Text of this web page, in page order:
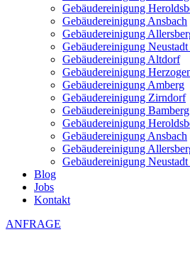
Gebäudereinigung
Gebäudereinigung Ansbach
Gebäudereinigung
Gebäudereinigung
Gebäudereinigung Altdorf
Gebäudereinigung
Gebäudereinigung Amberg
Gebäudereinigung Zirndorf
Gebäudereinigung Bamberg
Gebäudereinigung
Gebäudereinigung Ansbach
Gebäudereinigung
Gebäudereinigung
Blog
Jobs
Kontakt
ANFRAGE